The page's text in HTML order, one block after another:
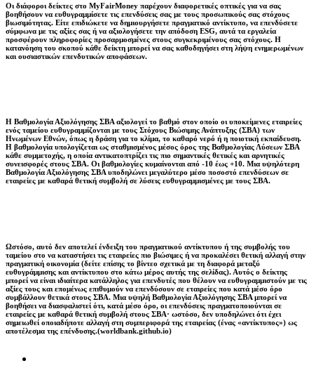
Οι διάφοροι δείκτες στο MyFairMoney παρέχουν διαφορετικές οπτικές για να σας
βοηθήσουν να ευθυγραμμίσετε τις επενδύσεις σας με τους προσωπικούς σας στόχους
βιωσιμότητας. Είτε επιδιώκετε να δημιουργήσετε πραγματικό αντίκτυπο, να επενδύσετε
σύμφωνα με τις αξίες σας ή να αξιολογήσετε την απόδοση ESG, αυτά τα εργαλεία
προσφέρουν πληροφορίες προσαρμοσμένες στους συγκεκριμένους σας στόχους. Η
κατανόηση του σκοπού κάθε δείκτη μπορεί να σας καθοδηγήσει στη λήψη ενημερωμένων
και ουσιαστικών επενδυτικών αποφάσεων.
Η Βαθμολογία Αξιολόγησης ΣΒΑ αξιολογεί το βαθμό στον οποίο οι υποκείμενες εταιρείες
ενός ταμείου ευθυγραμμίζονται με τους Στόχους Βιώσιμης Ανάπτυξης (ΣΒΑ) των
Ηνωμένων Εθνών, όπως η δράση για το κλίμα, το καθαρό νερό ή η ποιοτική εκπαίδευση.
Η βαθμολογία υπολογίζεται ως σταθμισμένος μέσος όρος της Βαθμολογίας Λύσεων ΣΒΑ
κάθε συμμετοχής, η οποία αντικατοπτρίζει τις πιο σημαντικές θετικές και αρνητικές
συνεισφορές στους ΣΒΑ. Οι βαθμολογίες κυμαίνονται από -10 έως +10. Μια υψηλότερη
Βαθμολογία Αξιολόγησης ΣΒΑ υποδηλώνει μεγαλύτερο μέσο ποσοστό επενδύσεων σε
εταιρείες με καθαρά θετική συμβολή σε λύσεις ευθυγραμμισμένες με τους ΣΒΑ.
Ωστόσο, αυτό δεν αποτελεί ένδειξη του πραγματικού αντίκτυπου ή της συμβολής του
ταμείου στο να καταστήσει τις εταιρείες πιο βιώσιμες ή να προκαλέσει θετική αλλαγή στην
πραγματική οικονομία (δείτε επίσης το βίντεο σχετικά με τη διαφορά μεταξύ
ευθυγράμμισης και αντίκτυπου στο κάτω μέρος αυτής της σελίδας). Αυτός ο δείκτης
μπορεί να είναι ιδιαίτερα κατάλληλος για επενδυτές που θέλουν να ευθυγραμμιστούν με τις
αξίες τους και επομένως επιθυμούν να επενδύσουν σε εταιρείες που κατά μέσο όρο
συμβάλλουν θετικά στους ΣΒΑ. Μια υψηλή Βαθμολογία Αξιολόγησης ΣΒΑ μπορεί να
βοηθήσει να διασφαλιστεί ότι, κατά μέσο όρο, οι επενδύσεις πραγματοποιούνται σε
εταιρείες με καθαρά θετική συμβολή στους ΣΒΑ· ωστόσο, δεν υποδηλώνει ότι έχει
σημειωθεί οποιαδήποτε αλλαγή στη συμπεριφορά της εταιρείας (ένας «αντίκτυπος») ως
αποτέλεσμα της επένδυσης.(worldbank.github.io)